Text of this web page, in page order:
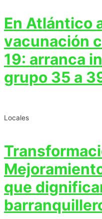
En Atlántico
vacunación
19: arranca
grupo 35 a
Locales
que